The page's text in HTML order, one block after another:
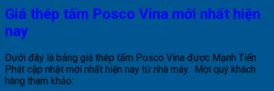
Giá thép tấm Posco Vina mới nhất hiện
nay
Dưới đây là bảng giá thép tấm Posco Vina được Mạnh Tiến
Phát cập nhật mới nhất hiện nay từ nhà máy. Mời quý khách
hàng tham khảo: